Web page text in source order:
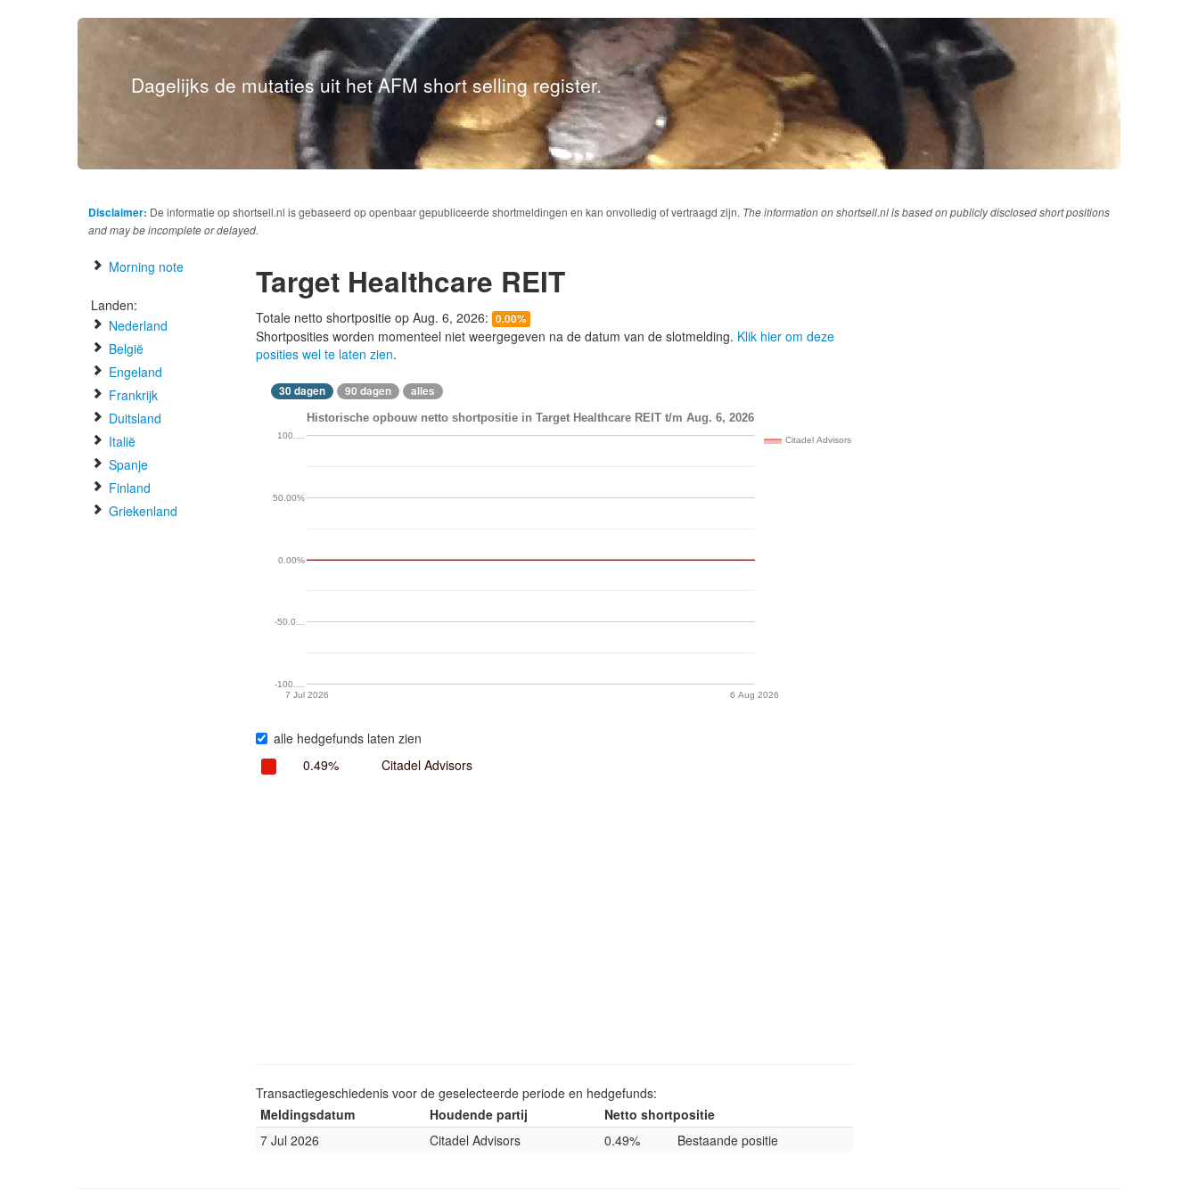
Dagelijks de mutaties uit het AFM short selling register.
Disclaimer: De informatie op shortsell.nl is gebaseerd op openbaar gepubliceerde shortmeldingen en kan onvolledig of vertraagd zijn. The information on shortsell.nl is based on publicly disclosed short positions
and may be incomplete or delayed.
Morning note
Landen:
Nederland
België
Engeland
Frankrijk
Duitsland
Italië
Spanje
Finland
Griekenland
Target Healthcare REIT
Totale netto shortpositie op Aug. 6, 2026: 0.00%
Shortposities worden momenteel niet weergegeven na de datum van de slotmelding. Klik hier om deze
posities wel te laten zien.
30 dagen 90 dagen alles
Historische opbouw netto shortpositie in Target Healthcare REIT t/m Aug. 6, 2026
Citadel Advisors
7 Jul 2026 6 Aug 2026
-100.…
-50.0…
0.00%
50.00%
100.…
alle hedgefunds laten zien
0.49%
Citadel Advisors
Transactiegeschiedenis voor de geselecteerde periode en hedgefunds:
Meldingsdatum
Houdende partij
Netto shortpositie
7 Jul 2026
Citadel Advisors 0.49% Bestaande positie